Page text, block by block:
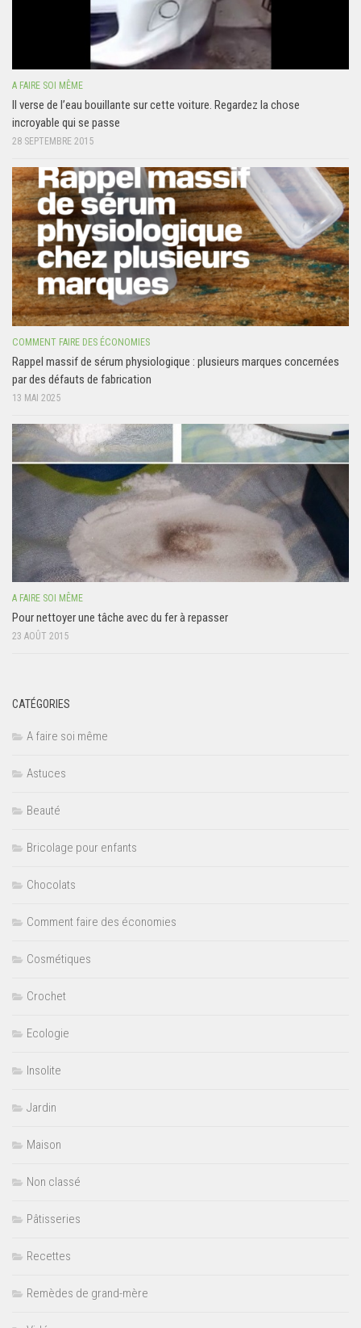
A FAIRE SOI MÊME
Il verse de l’eau bouillante sur cette voiture. Regardez la chose
incroyable qui se passe
28 SEPTEMBRE 2015
COMMENT FAIRE DES ÉCONOMIES
Rappel massif de sérum physiologique : plusieurs marques concernées
par des défauts de fabrication
13 MAI 2025
A FAIRE SOI MÊME
Pour nettoyer une tâche avec du fer à repasser
23 AOÛT 2015
CATÉGORIES
A faire soi même
Astuces
Beauté
Bricolage pour enfants
Chocolats
Comment faire des économies
Cosmétiques
Crochet
Ecologie
Insolite
Jardin
Maison
Non classé
Pâtisseries
Recettes
Remèdes de grand-mère